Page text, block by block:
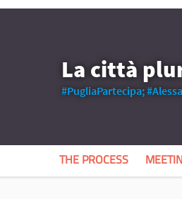
La città
#PugliaPartecipa;
THE PROCESS